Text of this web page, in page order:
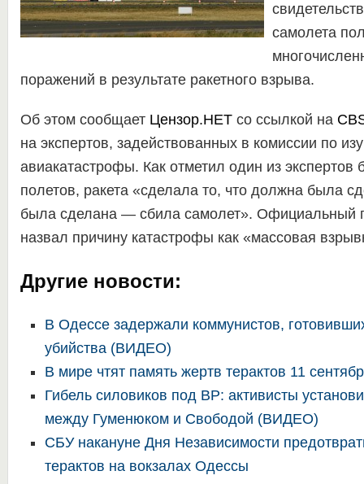
самолета
поражений в результате ракетного взрыва.
Об этом сообщает Цензор.НЕТсо ссылкой на
на экспертов, задействованных в комиссии по
авиакатастрофы. Как отметил один из экспертов
полетов, ракета «сделала то, что должна была
была сделана — сбила самолет». Официальный
назвал причину катастрофы как «массовая
Другие новости:
В Одессе задержали коммунистов,
убийства (ВИДЕО)
В мире чтят память жертв терактов 11
Гибель силовиков под ВР: активисты
между Гуменюком и Свободой (ВИДЕО)
СБУ накануне Дня Независимости
терактов на вокзалах Одессы